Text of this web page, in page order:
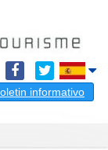
informativo